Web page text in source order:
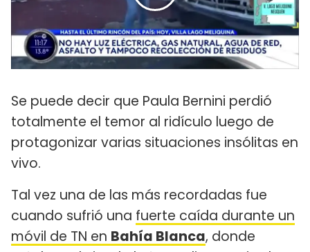
Se puede decir que Paula Bernini perdió
totalmente el temor al ridículo luego de
protagonizar varias situaciones insólitas en
vivo.
Tal vez una de las más recordadas fue
cuando sufrió una fuerte caída durante un
móvil de TN en Bahía Blanca, donde